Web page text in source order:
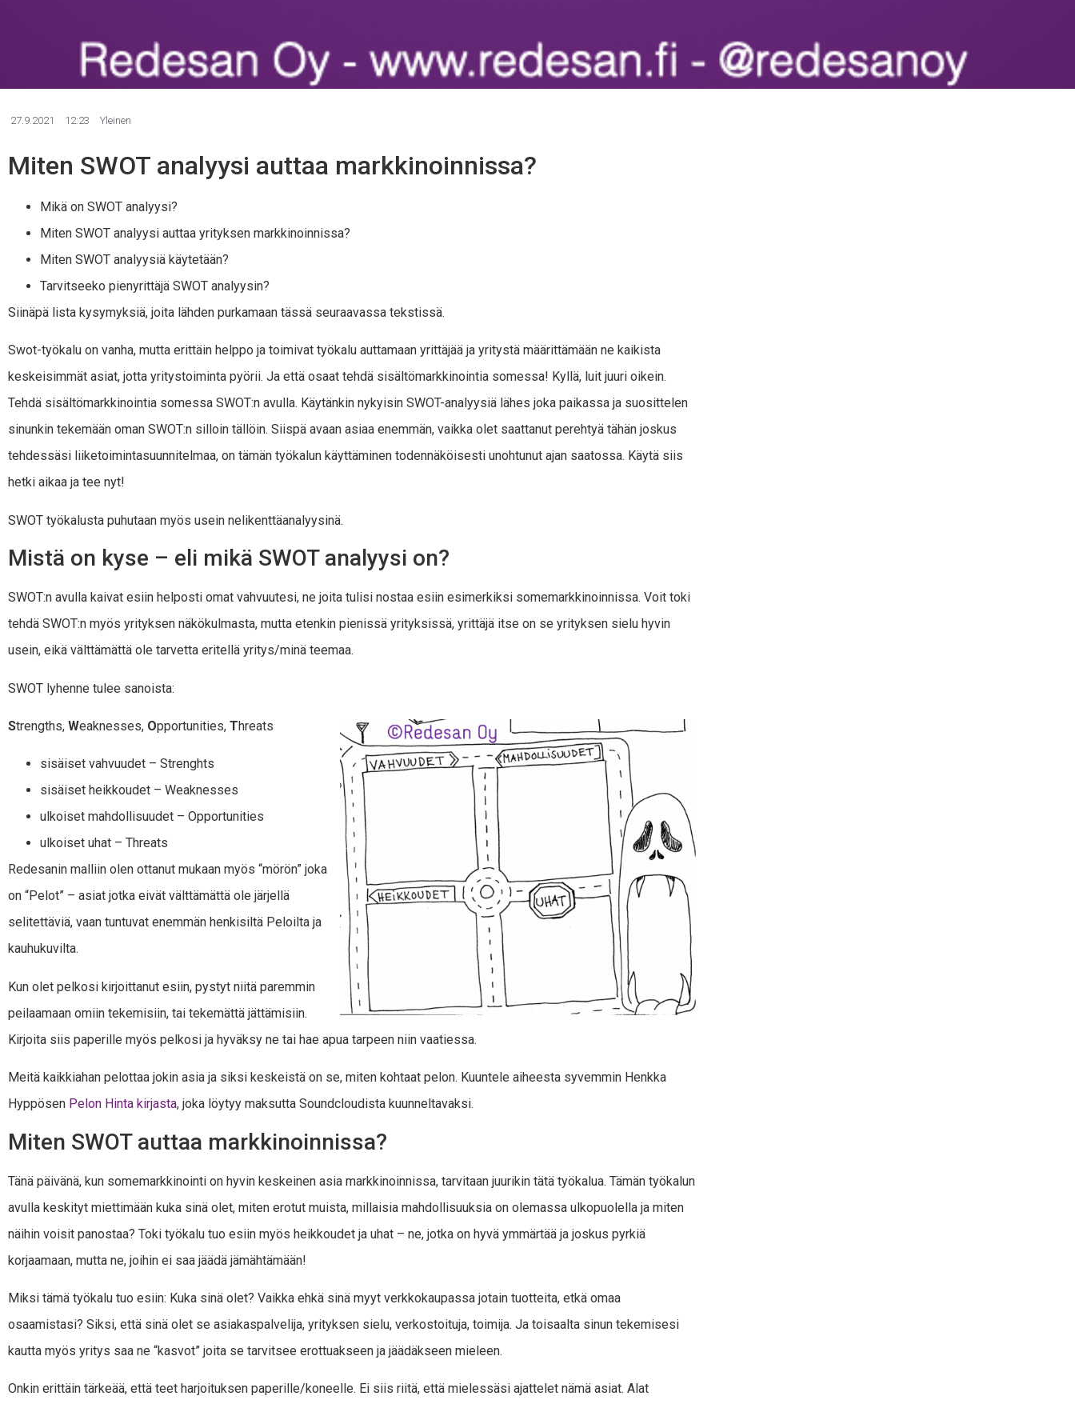
27.9.2021 12:23 Yleinen
Miten SWOT analyysi auttaa markkinoinnissa?
Mikä on SWOT analyysi?
Miten SWOT analyysi auttaa yrityksen markkinoinnissa?
Miten SWOT analyysiä käytetään?
Tarvitseeko pienyrittäjä SWOT analyysin?
Siinäpä lista kysymyksiä, joita lähden purkamaan tässä seuraavassa tekstissä.
Swot-työkalu on vanha, mutta erittäin helppo ja toimivat työkalu auttamaan yrittäjää ja yritystä määrittämään ne kaikista
keskeisimmät asiat, jotta yritystoiminta pyörii. Ja että osaat tehdä sisältömarkkinointia somessa! Kyllä, luit juuri oikein.
Tehdä sisältömarkkinointia somessa SWOT:n avulla. Käytänkin nykyisin SWOT-analyysiä lähes joka paikassa ja suosittelen
sinunkin tekemään oman SWOT:n silloin tällöin. Siispä avaan asiaa enemmän, vaikka olet saattanut perehtyä tähän joskus
tehdessäsi liiketoimintasuunnitelmaa, on tämän työkalun käyttäminen todennäköisesti unohtunut ajan saatossa. Käytä siis
hetki aikaa ja tee nyt!
SWOT työkalusta puhutaan myös usein nelikenttäanalyysinä.
Mistä on kyse – eli mikä SWOT analyysi on?
SWOT:n avulla kaivat esiin helposti omat vahvuutesi, ne joita tulisi nostaa esiin esimerkiksi somemarkkinoinnissa. Voit toki
tehdä SWOT:n myös yrityksen näkökulmasta, mutta etenkin pienissä yrityksissä, yrittäjä itse on se yrityksen sielu hyvin
usein, eikä välttämättä ole tarvetta eritellä yritys/minä teemaa.
SWOT lyhenne tulee sanoista:
Strengths, Weaknesses, Opportunities, Threats
sisäiset vahvuudet – Strenghts
sisäiset heikkoudet – Weaknesses
ulkoiset mahdollisuudet – Opportunities
ulkoiset uhat – Threats
Redesanin malliin olen ottanut mukaan myös “mörön” joka
on “Pelot” – asiat jotka eivät välttämättä ole järjellä
selitettäviä, vaan tuntuvat enemmän henkisiltä Peloilta ja
kauhukuvilta.
Kun olet pelkosi kirjoittanut esiin, pystyt niitä paremmin
peilaamaan omiin tekemisiin, tai tekemättä jättämisiin.
Kirjoita siis paperille myös pelkosi ja hyväksy ne tai hae apua tarpeen niin vaatiessa.
Meitä kaikkiahan pelottaa jokin asia ja siksi keskeistä on se, miten kohtaat pelon. Kuuntele aiheesta syvemmin Henkka
Hyppösen Pelon Hinta kirjasta, joka löytyy maksutta Soundcloudista kuunneltavaksi.
Miten SWOT auttaa markkinoinnissa?
Tänä päivänä, kun somemarkkinointi on hyvin keskeinen asia markkinoinnissa, tarvitaan juurikin tätä työkalua. Tämän työkalun
avulla keskityt miettimään kuka sinä olet, miten erotut muista, millaisia mahdollisuuksia on olemassa ulkopuolella ja miten
näihin voisit panostaa? Toki työkalu tuo esiin myös heikkoudet ja uhat – ne, jotka on hyvä ymmärtää ja joskus pyrkiä
korjaamaan, mutta ne, joihin ei saa jäädä jämähtämään!
Miksi tämä työkalu tuo esiin: Kuka sinä olet? Vaikka ehkä sinä myyt verkkokaupassa jotain tuotteita, etkä omaa
osaamistasi? Siksi, että sinä olet se asiakaspalvelija, yrityksen sielu, verkostoituja, toimija. Ja toisaalta sinun tekemisesi
kautta myös yritys saa ne “kasvot” joita se tarvitsee erottuakseen ja jäädäkseen mieleen.
Onkin erittäin tärkeää, että teet harjoituksen paperille/koneelle. Ei siis riitä, että mielessäsi ajattelet nämä asiat. Alat